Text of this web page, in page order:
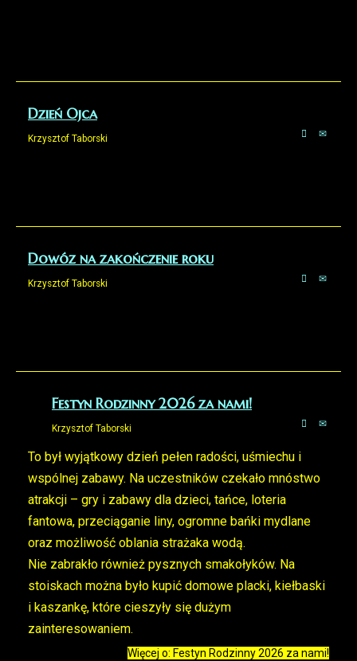
Dzień Ojca
Krzysztof Taborski
Dowóz na zakończenie roku
Krzysztof Taborski
Festyn Rodzinny 2026 za nami!
Krzysztof Taborski
To był wyjątkowy dzień pełen radości, uśmiechu i
wspólnej zabawy. Na uczestników czekało mnóstwo
atrakcji – gry i zabawy dla dzieci, tańce, loteria
fantowa, przeciąganie liny, ogromne bańki mydlane
oraz możliwość oblania strażaka wodą.
Nie zabrakło również pysznych smakołyków. Na
stoiskach można było kupić domowe placki, kiełbaski
i kaszankę, które cieszyły się dużym
zainteresowaniem.
Więcej o: Festyn Rodzinny 2026 za nami!